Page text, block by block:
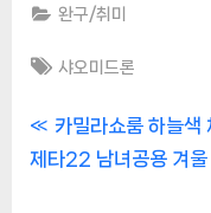
완구/취미
Tags:
샤오미드론
글P
r
카밀라쇼룸 하늘색
N
제타22 남녀공용 겨